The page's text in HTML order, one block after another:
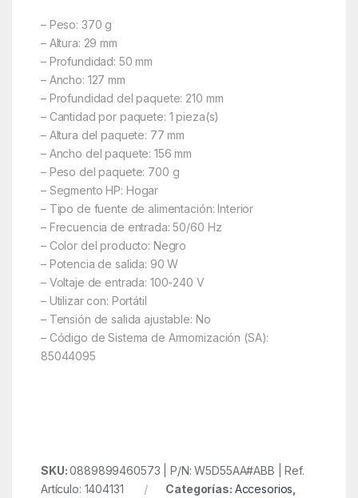
– Peso: 370 g
– Altura: 29 mm
– Profundidad: 50 mm
– Ancho: 127 mm
– Profundidad del paquete: 210 mm
– Cantidad por paquete: 1 pieza(s)
– Altura del paquete: 77 mm
– Ancho del paquete: 156 mm
– Peso del paquete: 700 g
– Segmento HP: Hogar
– Tipo de fuente de alimentación: Interior
– Frecuencia de entrada: 50/60 Hz
– Color del producto: Negro
– Potencia de salida: 90 W
– Voltaje de entrada: 100-240 V
– Utilizar con: Portátil
– Tensión de salida ajustable: No
– Código de Sistema de Armomización (SA):
85044095
SKU:0889899460573 | P/N: W5D55AA#ABB | Ref.
Artículo: 1404131
Categorías: Accesorios